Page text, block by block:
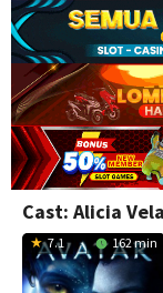
Cast: Alicia
7.1 162 min